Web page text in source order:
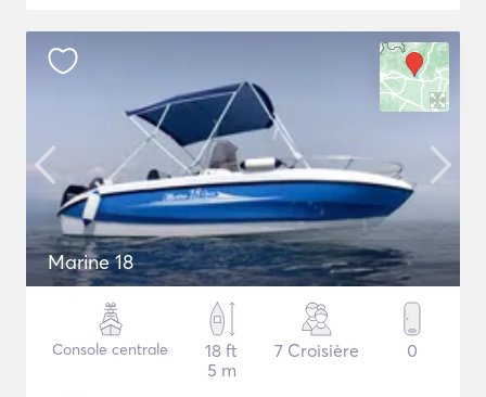
Marine 18
Console centrale
18 ft
5 m
7 Croisière 0